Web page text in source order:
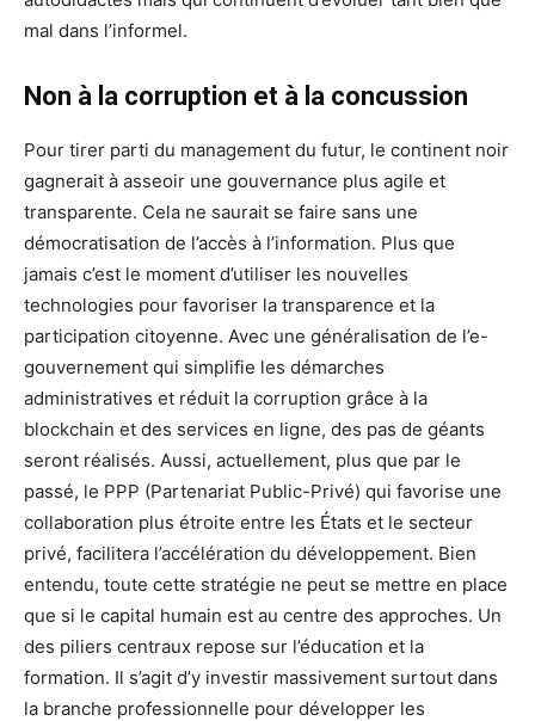
mal dans l’informel.
Non à la corruption et à la concussion
Pour tirer parti du management du futur, le continent noir
gagnerait à asseoir une gouvernance plus agile et
transparente. Cela ne saurait se faire sans une
démocratisation de l’accès à l’information. Plus que
jamais c’est le moment d’utiliser les nouvelles
technologies pour favoriser la transparence et la
participation citoyenne. Avec une généralisation de l’e-
gouvernement qui simplifie les démarches
administratives et réduit la corruption grâce à la
blockchain et des services en ligne, des pas de géants
seront réalisés. Aussi, actuellement, plus que par le
passé, le PPP (Partenariat Public-Privé) qui favorise une
collaboration plus étroite entre les États et le secteur
privé, facilitera l’accélération du développement. Bien
entendu, toute cette stratégie ne peut se mettre en place
que si le capital humain est au centre des approches. Un
des piliers centraux repose sur l’éducation et la
formation. Il s’agit d’y investir massivement surtout dans
la branche professionnelle pour développer les